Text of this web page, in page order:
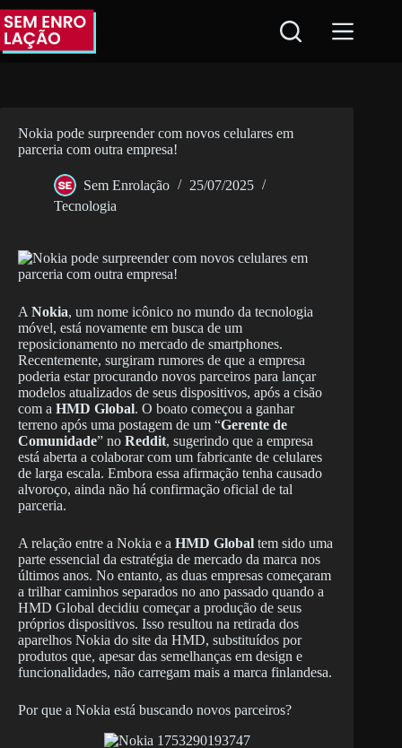
Pular
para
conteúdo
Nokia pode surpreender com novos celulares em
parceria com outra empresa!
Sem Enrolação
25/07/2025
Tecnologia
A Nokia, um nome icônico no mundo da tecnologia
móvel, está novamente em busca de um
reposicionamento no mercado de smartphones.
Recentemente, surgiram rumores de que a empresa
poderia estar procurando novos parceiros para lançar
modelos atualizados de seus dispositivos, após a cisão
com a HMD Global. O boato começou a ganhar
terreno após uma postagem de um “Gerente de
Comunidade” no Reddit, sugerindo que a empresa
está aberta a colaborar com um fabricante de celulares
de larga escala. Embora essa afirmação tenha causado
alvoroço, ainda não há confirmação oficial de tal
parceria.
A relação entre a Nokia e a HMD Global tem sido uma
parte essencial da estratégia de mercado da marca nos
últimos anos. No entanto, as duas empresas começaram
a trilhar caminhos separados no ano passado quando a
HMD Global decidiu começar a produção de seus
próprios dispositivos. Isso resultou na retirada dos
aparelhos Nokia do site da HMD, substituídos por
produtos que, apesar das semelhanças em design e
funcionalidades, não carregam mais a marca finlandesa.
Por que a Nokia está buscando novos parceiros?